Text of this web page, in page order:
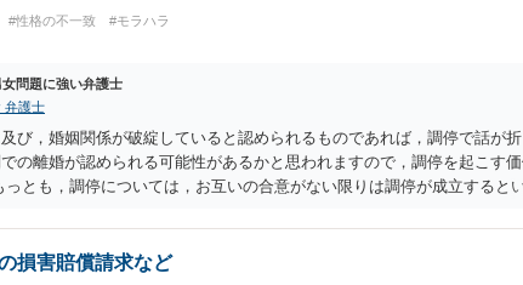
#性格の不一致 #モラハラ
問題に強い弁護士
弁護士
び，婚姻関係が破綻していると認められるものであれば，調停で話が
の離婚が認められる可能性があるかと思われますので，調停を起こす
っとも，調停については，お互いの合意がない限りは調停が成立すると
いかいずれかの対応は必要となるかと思われます。 お一人で対応する
士を立てることを検討されると良いかと思われます。
損害賠償請求など